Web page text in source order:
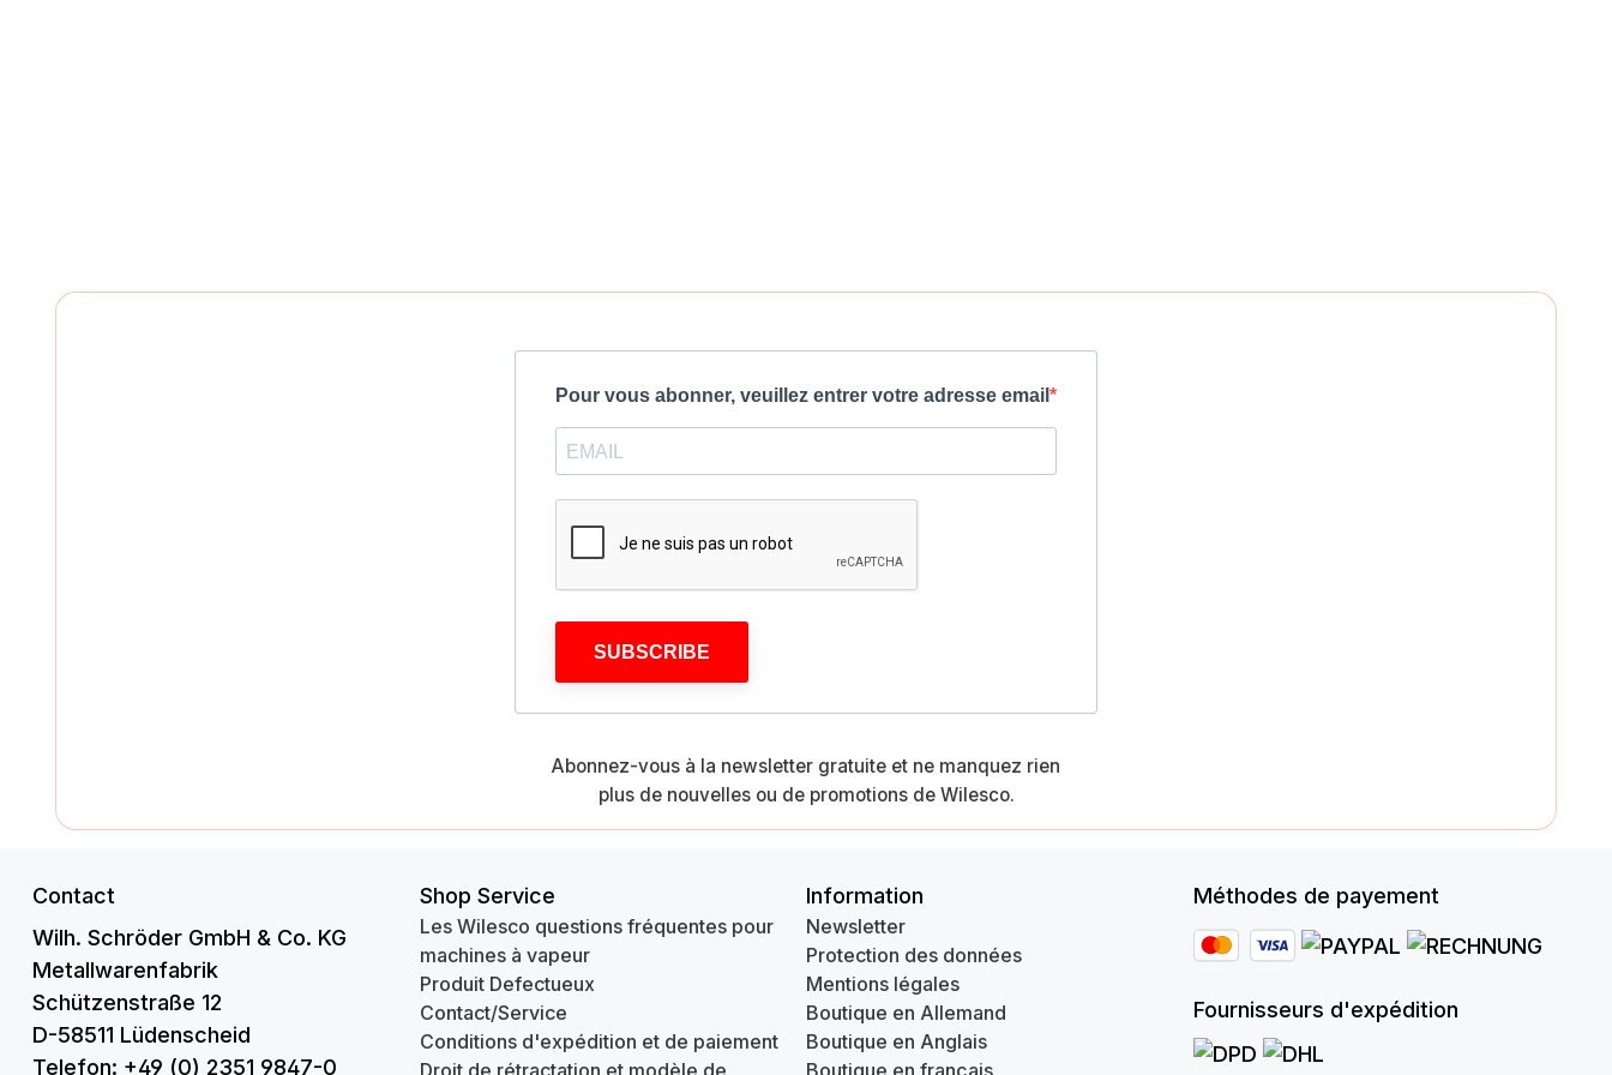
Pour vous abonner, veuillez entrer votre adresse email
SUBSCRIBE
Abonnez-vous à la newsletter gratuite et ne manquez rien
plus de nouvelles ou de promotions de Wilesco.
Contact
Wilh. Schröder GmbH & Co. KG
Metallwarenfabrik
Schützenstraße 12
D-58511 Lüdenscheid
Telefon: +49 (0) 2351 9847-0
Shop Service
Les Wilesco questions fréquentes pour
machines à vapeur
Produit Defectueux
Contact/Service
Conditions d'expédition et de paiement
Droit de rétractation et modèle de
Information
Newsletter
Protection des données
Mentions légales
Boutique en Allemand
Boutique en Anglais
Boutique en français
Méthodes de payement
Fournisseurs d'expédition